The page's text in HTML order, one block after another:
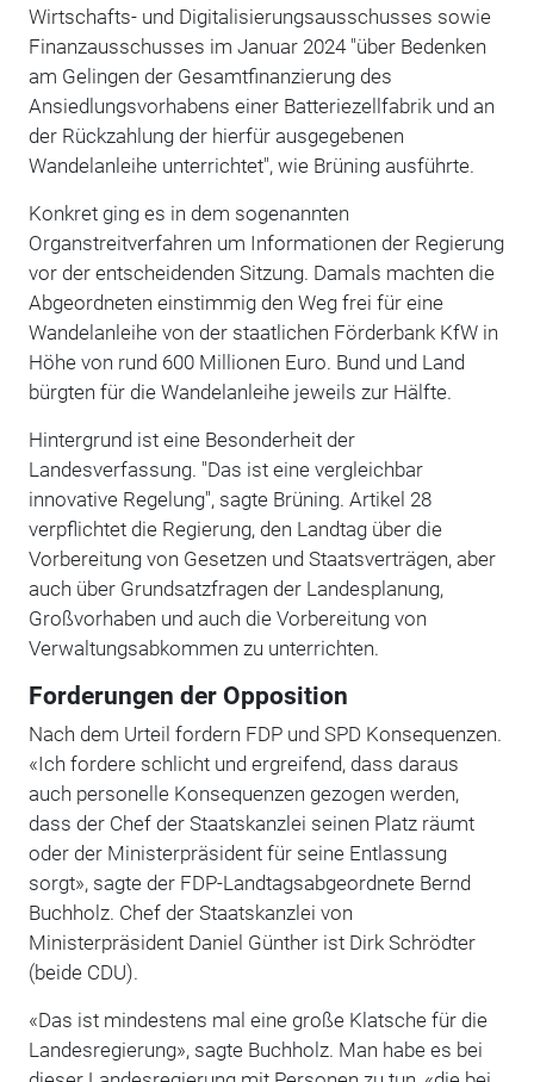
Wirtschafts- und Digitalisierungsausschusses sowie
Finanzausschusses im Januar 2024 "über Bedenken
am Gelingen der Gesamtfinanzierung des
Ansiedlungsvorhabens einer Batteriezellfabrik und an
der Rückzahlung der hierfür ausgegebenen
Wandelanleihe unterrichtet", wie Brüning ausführte.
Konkret ging es in dem sogenannten
Organstreitverfahren um Informationen der Regierung
vor der entscheidenden Sitzung. Damals machten die
Abgeordneten einstimmig den Weg frei für eine
Wandelanleihe von der staatlichen Förderbank KfW in
Höhe von rund 600 Millionen Euro. Bund und Land
bürgten für die Wandelanleihe jeweils zur Hälfte.
Hintergrund ist eine Besonderheit der
Landesverfassung. "Das ist eine vergleichbar
innovative Regelung", sagte Brüning. Artikel 28
verpflichtet die Regierung, den Landtag über die
Vorbereitung von Gesetzen und Staatsverträgen, aber
auch über Grundsatzfragen der Landesplanung,
Großvorhaben und auch die Vorbereitung von
Verwaltungsabkommen zu unterrichten.
Forderungen der Opposition
Nach dem Urteil fordern FDP und SPD Konsequenzen.
«Ich fordere schlicht und ergreifend, dass daraus
auch personelle Konsequenzen gezogen werden,
dass der Chef der Staatskanzlei seinen Platz räumt
oder der Ministerpräsident für seine Entlassung
sorgt», sagte der FDP-Landtagsabgeordnete Bernd
Buchholz. Chef der Staatskanzlei von
Ministerpräsident Daniel Günther ist Dirk Schrödter
(beide CDU).
«Das ist mindestens mal eine große Klatsche für die
Landesregierung», sagte Buchholz. Man habe es bei